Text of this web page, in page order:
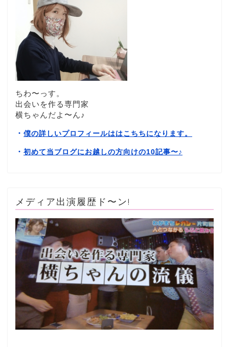
ちわ〜っす。
出会いを作る専門家
横ちゃんだよ〜ん♪
・ 僕の詳しいプロフィールははこちちになります。
・ 初めて当ブログにお越しの方向けの10記事〜♪
メディア出演履歴ド〜ン!